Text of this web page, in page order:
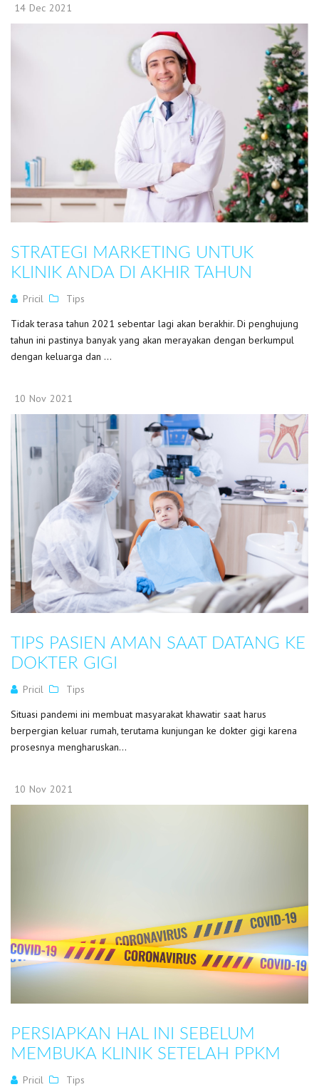
14 Dec 2021
STRATEGI MARKETING UNTUK
KLINIK ANDA DI AKHIR TAHUN
Pricil
Tips
Tidak terasa tahun 2021 sebentar lagi akan berakhir. Di penghujung
tahun ini pastinya banyak yang akan merayakan dengan berkumpul
dengan keluarga dan ...
10 Nov 2021
TIPS PASIEN AMAN SAAT DATANG KE
DOKTER GIGI
Pricil
Tips
Situasi pandemi ini membuat masyarakat khawatir saat harus
berpergian keluar rumah, terutama kunjungan ke dokter gigi karena
prosesnya mengharuskan...
10 Nov 2021
PERSIAPKAN HAL INI SEBELUM
MEMBUKA KLINIK SETELAH PPKM
Pricil
Tips